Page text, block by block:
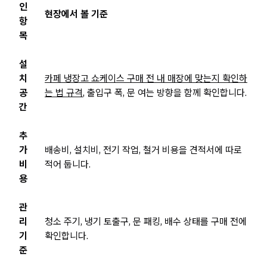
인
항
목
현장에서 볼 기준
설
치
공
간
카페 냉장고 쇼케이스 구매 전 내 매장에 맞는지 확인하
는 법 규격, 출입구 폭, 문 여는 방향을 함께 확인합니다.
추
가
비
용
배송비, 설치비, 전기 작업, 철거 비용을 견적서에 따로
적어 둡니다.
관
리
기
준
청소 주기, 냉기 토출구, 문 패킹, 배수 상태를 구매 전에
확인합니다.